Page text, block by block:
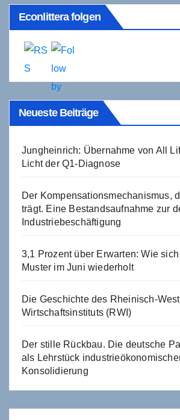
Econlittera folgen
Neueste Beiträge
Jungheinrich: Übernahme von All
Licht der Q1-Diagnose
Der Kompensationsmechanismus,
trägt. Eine Bestandsaufnahme zur
Industriebeschäftigung
3,1 Prozent über Erwarten: Wie
Muster im Juni wiederholt
Die Geschichte des Rheinisch-
Wirtschaftsinstituts (RWI)
Der stille Rückbau. Die deutsche
als Lehrstück
Konsolidierung